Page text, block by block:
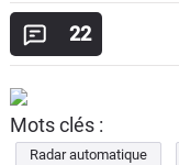
22
Mots clés :
Radar automatique